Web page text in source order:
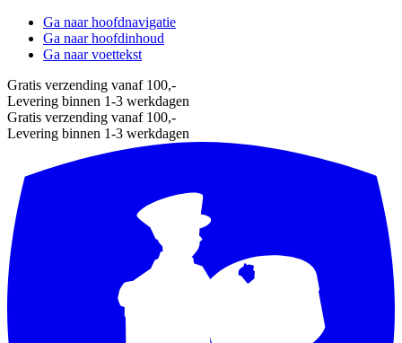
Ga naar hoofdnavigatie
Ga naar hoofdinhoud
Ga naar voettekst
Gratis verzending vanaf 100,-
Levering binnen 1-3 werkdagen
Gratis verzending vanaf 100,-
Levering binnen 1-3 werkdagen